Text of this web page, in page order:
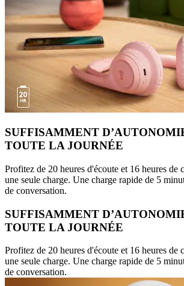
SUFFISAMMENT
TOUTE LA JOURNÉE
Profitez de 20 heures d'écoute et 16 heures de
une seule charge. Une charge rapide de 5
de conversation.
SUFFISAMMENT
TOUTE LA JOURNÉE
Profitez de 20 heures d'écoute et 16 heures de
une seule charge. Une charge rapide de 5
de conversation.